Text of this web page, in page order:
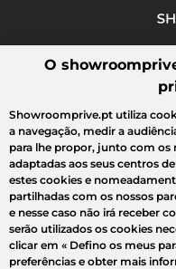
Pesquisar uma
Todas as vendas Moda
O
Showroomprive.pt utiliza
a navegação, medir a
para lhe propor, junto com os
adaptadas aos seus centros
estes cookies e
partilhadas com os nossos
e nesse caso não irá receber
serão utilizados os cookies
clicar em « Defino os meus
preferências e obter mais